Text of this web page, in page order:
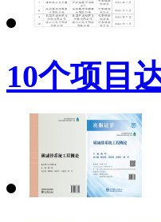
10个项目